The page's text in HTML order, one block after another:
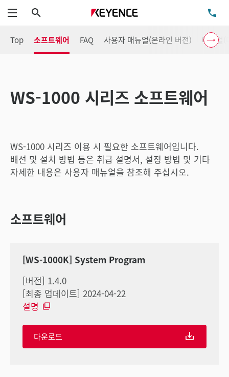
메뉴
Top 소프트웨어 FAQ 사용자 매뉴얼(온라인 버전) 매뉴얼(
WS-1000 시리즈 소프트웨어
WS-1000 시리즈 이용 시 필요한 소프트웨어입니다.
배선 및 설치 방법 등은 취급 설명서, 설정 방법 및 기타
자세한 내용은 사용자 매뉴얼을 참조해 주십시오.
소프트웨어
[WS-1000K] System Program
[버전] 1.4.0
[최종 업데이트] 2024-04-22
설명
다운로드